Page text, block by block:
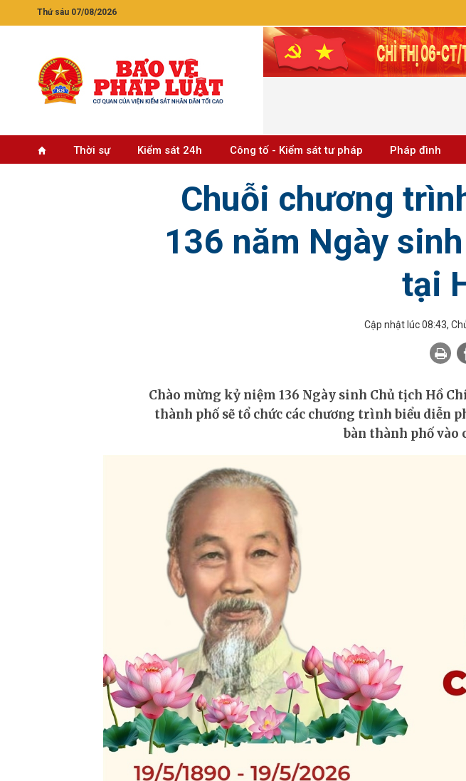
Thứ sáu 07/08/2026
Thời sự Kiểm sát 24h Công tố - Kiểm sát tư pháp Pháp đình
Chuỗi chương
136 năm Ngày
tại
Cập nhật lúc 08:43,
ĐỒ HỌA - INFOGRAPHIC Chuỗi chương trình nghệ thuật kỷ niệm 136
Chào mừng kỷ niệm 136 Ngày sinh Chủ tịch Hồ
thành phố sẽ tổ chức các chương trình biểu diễn
bàn thành phố vào